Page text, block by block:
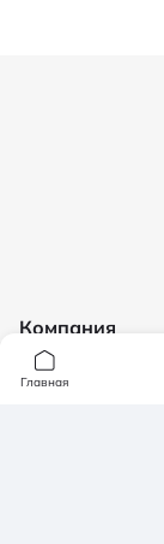
Компания
О компании
Продукция
Главная